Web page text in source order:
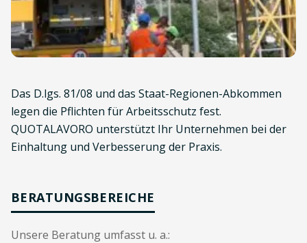
Das D.lgs. 81/08 und das Staat-Regionen-Abkommen
legen die Pflichten für Arbeitsschutz fest.
QUOTALAVORO unterstützt Ihr Unternehmen bei der
Einhaltung und Verbesserung der Praxis.
BERATUNGSBEREICHE
Unsere Beratung umfasst u. a.: